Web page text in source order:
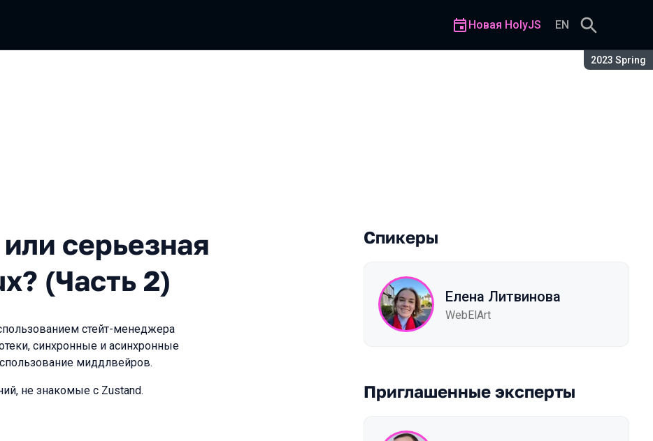
Сезон:
2023 Spring
Новая HolyJS EN
альтернатива Redux? (Часть 2)
серьезная
(Часть 2)
стейт-менеджера
синхронные и асинхронные
миддлвейров.
не знакомые с Zustand.
Спикеры
Елена Литвинова
WebElArt
Приглашенные эксперты